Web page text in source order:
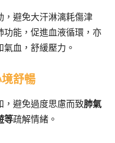
，避免大汗淋漓耗傷津
功能，促進血液循環，亦
氣血，舒緩壓力。
舒暢
，避免過度思慮而致肺氣
等疏解情緒。